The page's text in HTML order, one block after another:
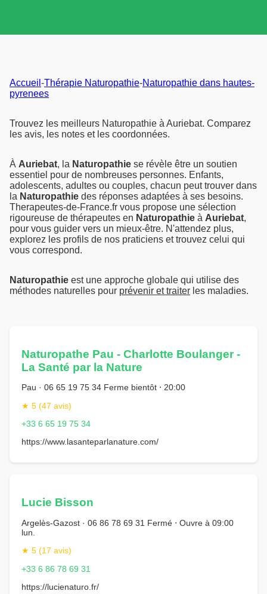
Accueil -Thérapie Naturopathie-Naturopathie dans hautes-
pyrenees
Trouvez les meilleurs Naturopathie à Auriebat. Comparez
les avis, les notes et les coordonnées.
À Auriebat, la Naturopathie se révèle être un soutien
essentiel pour de nombreuses personnes. Enfants,
adolescents, adultes ou couples, chacun peut trouver dans
la Naturopathie des réponses adaptées à ses besoins.
Therapeutes-de-France.fr vous propose une sélection
rigoureuse de thérapeutes en Naturopathie à Auriebat,
pour vous guider vers un mieux-être. N'attendez plus,
explorez les profils de nos praticiens et trouvez celui qui
vous correspond.
Naturopathie est une approche globale qui utilise des
méthodes naturelles pour prévenir et traiter les maladies.
Naturopathe Pau - Charlotte Boulanger -
La Santé par la Nature
Pau · 06 65 19 75 34 Ferme bientôt ⋅ 20:00
★ 5 (47 avis)
+33 6 65 19 75 34
https://www.lasanteparlanature.com/
Lucie Bisson
Argelès-Gazost · 06 86 78 69 31 Fermé ⋅ Ouvre à 09:00
lun.
★ 5 (17 avis)
+33 6 86 78 69 31
https://lucienaturo.fr/